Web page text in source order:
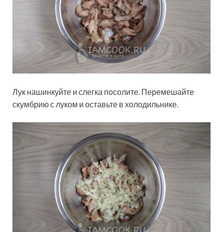
Лук нашинкуйте и слегка посолите. Перемешайте
скумбрию с луком и оставьте в холодильнике.